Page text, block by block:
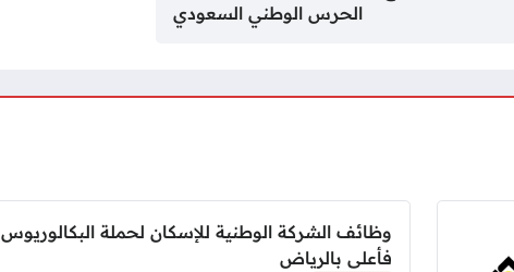
الحرس الوطني السعودي
وظائف الشركة الوطنية للإسكان لحملة البكالوريوس
فأعلى بالرياض